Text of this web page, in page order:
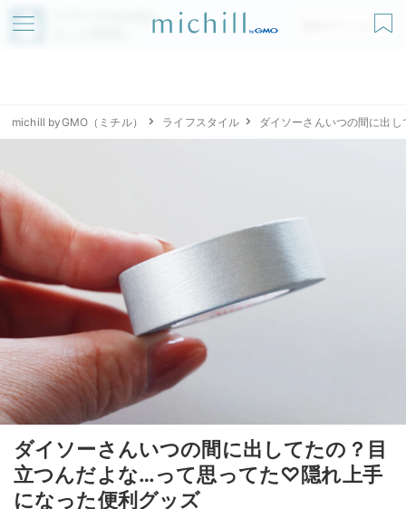
アプリでmichillが
無料ダウンロード
michill byGMO（ミチル） ライフスタイル ダイソーさんいつの間に出
ダイソーさんいつの間に出してたの？目
立つんだよな…って思ってた♡隠れ上手
になった便利グッズ